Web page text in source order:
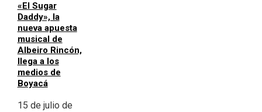
«El Sugar
Daddy», la
nueva apuesta
musical de
Albeiro Rincón,
llega a los
medios de
Boyacá
15 de julio de